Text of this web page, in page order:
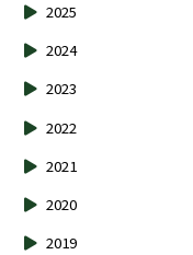
2025
2024
2023
2022
2021
2020
2019